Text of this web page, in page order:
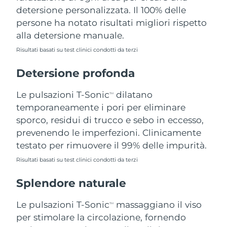
detersione personalizzata. Il 100% delle
persone ha notato risultati migliori rispetto
alla detersione manuale.
Risultati basati su test clinici condotti da terzi
Detersione profonda
Le pulsazioni T-SonicTM
dilatano
temporaneamente i pori per eliminare
sporco, residui di trucco e sebo in eccesso,
prevenendo le imperfezioni. Clinicamente
testato per rimuovere il 99% delle impurità.
Risultati basati su test clinici condotti da terzi
Splendore naturale
Le pulsazioni T-SonicTM
massaggiano il viso
per stimolare la circolazione, fornendo
Filippine Consegna stimata
Polonia
Qatar Consegna stimata
Riunione Consegna stimata 8/15/26
Romania Consegna stimata
Russia
Arabia Saudita Consegna stimata 8/11/26
Singapore Consegna stimata